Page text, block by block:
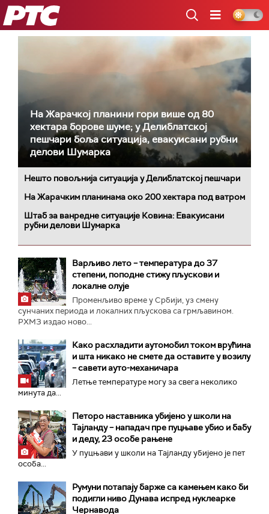
РТС
На Жарачкој планини гори више од 80
хектара борове шуме; у Делиблатској
пешчари боља ситуација, евакуисани рубни
делови Шумарка
Нешто повољнија ситуација у Делиблатској пешчари
На Жарачким планинама око 200 хектара под ватром
Штаб за ванредне ситуације Ковина: Евакуисани
рубни делови Шумарка
Варљиво лето – температура до 37
степени, поподне стижу пљускови и
локалне олује
Променљиво време у Србији, уз смену
сунчаних периода и локалних пљускова са грмљавином.
РХМЗ издао ново...
Како расхладити аутомобил током врућина
и шта никако не смете да оставите у возилу
– савети ауто-механичара
Летње температуре могу за свега неколико
минута да...
Петоро наставника убијено у школи на
Тајланду – нападач пре пуцњаве убио и бабу
и деду, 23 особе рањене
У пуцњави у школи на Тајланду убијено је пет
особа...
Румуни потапају барже са камењем како би
подигли ниво Дунава испред нуклеарке
Чернавода